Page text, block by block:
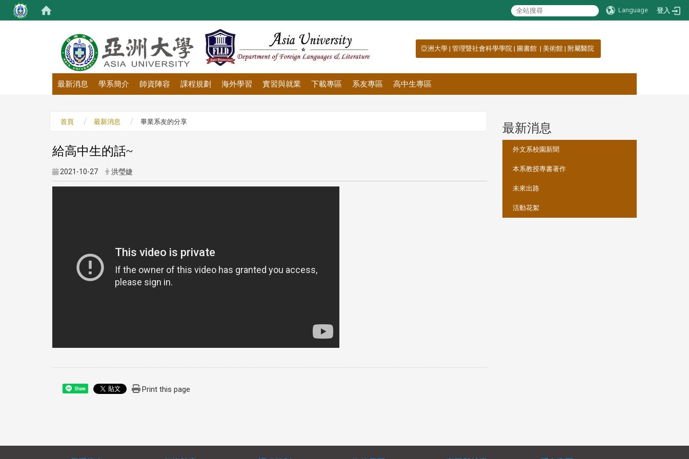
Language 登入
亞洲大學 | 管理暨社會科學學院 | 圖書館 | 美術館 | 附屬醫院
最新消息 學系簡介 師資陣容 課程規劃 海外學習 實習與就業 下載專區 系友專區 高中生專區
首頁 最新消息 畢業系友的分享
給高中生的話~
2021-10-27 洪瑩婕
Share Print this page
最新消息
外文系校園新聞
本系教授專書著作
未來出路
活動花絮